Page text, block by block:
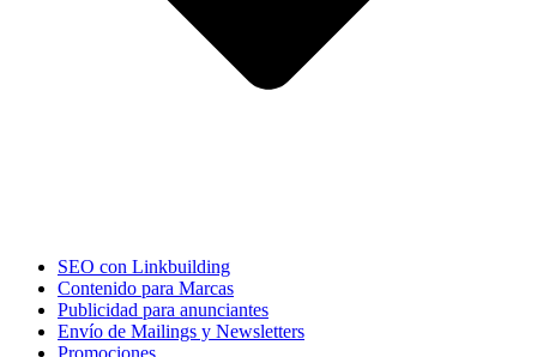
SEO con Linkbuilding
Contenido para Marcas
Publicidad para anunciantes
Envío de Mailings y Newsletters
Promociones